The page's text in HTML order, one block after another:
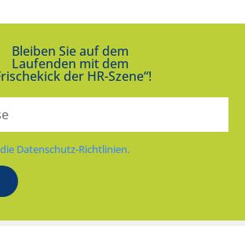
Bleiben Sie auf dem
Laufenden mit dem
der HR-Szene“!
Datenschutz-Richtlinien.